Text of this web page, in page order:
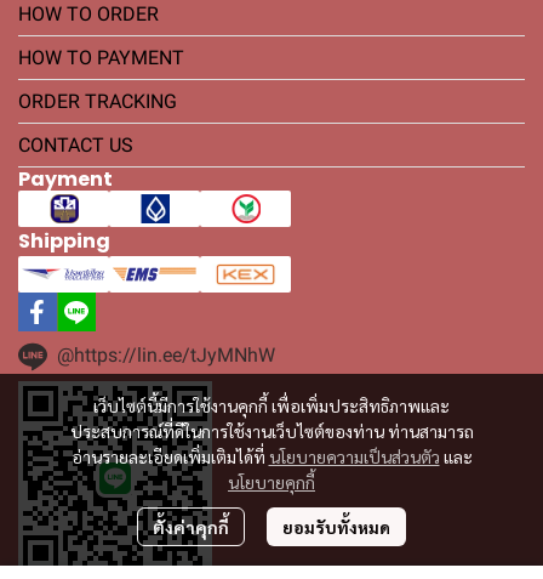
เว็บไซต์นี้มีการใช้งานคุกกี้ เพื่อเพิ่มประสิทธิภาพและ
ประสบการณ์ที่ดีในการใช้งานเว็บไซต์ของท่าน ท่านสามารถ
อ่านรายละเอียดเพิ่มเติมได้ที่ นโยบายความเป็นส่วนตัว และ
นโยบายคุกกี้
ตั้งค่าคุกกี้ ยอมรับทั้งหมด
HOW TO ORDER
HOW TO PAYMENT
ORDER TRACKING
CONTACT US
Payment
Shipping
@https://lin.ee/tJyMNhW